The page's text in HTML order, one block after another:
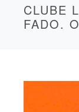
CLUBE
FADO.